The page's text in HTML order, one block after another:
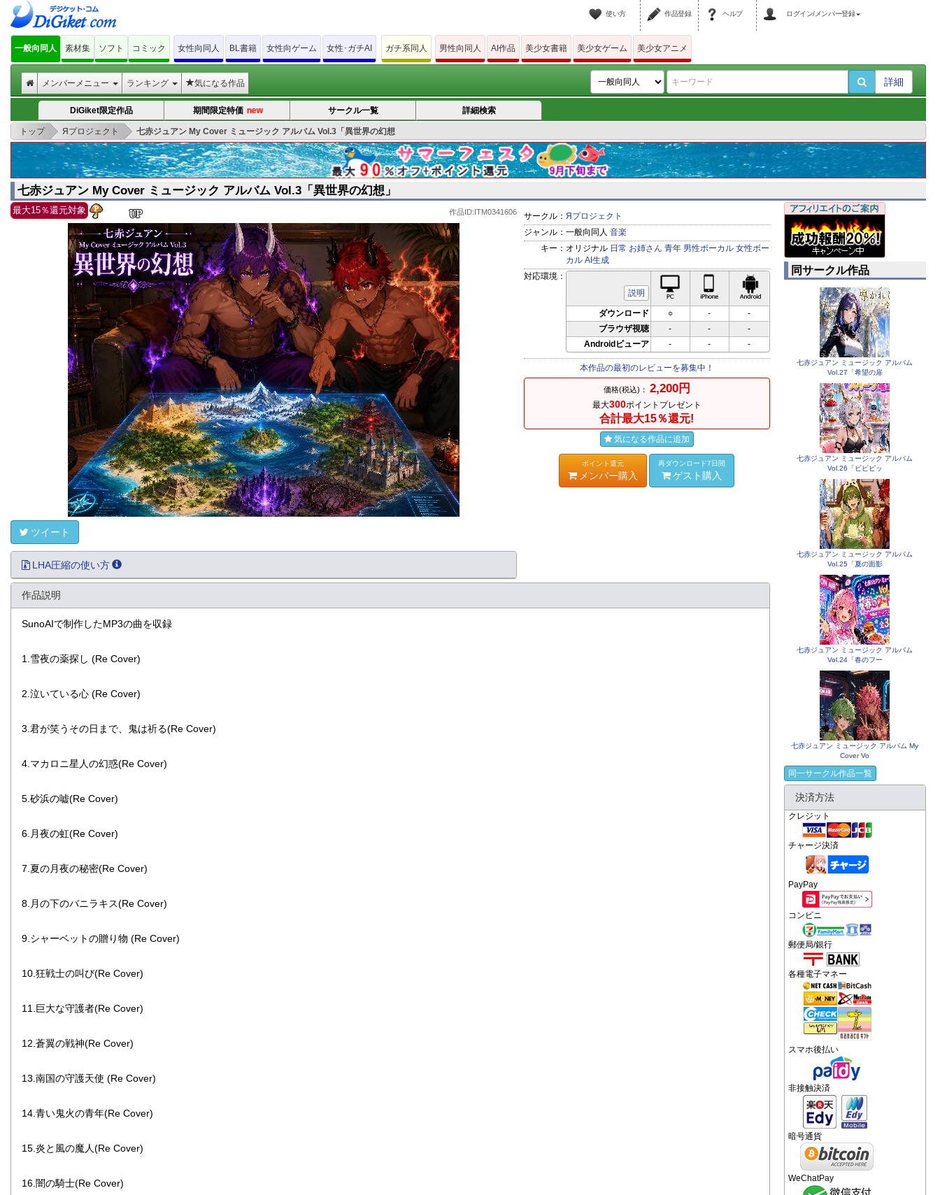
使い方 作品登録 ヘルプ ログイン/メンバー登録
一般向同人 素材集 ソフト コミック 女性向同人 BL書籍 女性向ゲーム 女性･ガチAI ガチ系同人 男性向同人 AI作品 美少女書籍 美少女ゲーム 美少女アニメ
詳細
メンバーメニュー ランキング 気になる作品
DiGiket限定作品 期間限定特価 new サークル一覧 詳細検索
トップ > Яプロジェクト > 七赤ジュアン My Cover ミュージック アルバム Vol.3「異世界の幻想
七赤ジュアン My Cover ミュージック アルバム Vol.3「異世界の幻想」
最大15％還元対象 作品ID:ITM0341606
ツイート
LHA圧縮の使い方
サークル： Яプロジェクト
ジャンル： 一般向同人 音楽
キー： オリジナル 日常 お姉さん 青年 男性ボーカル 女性ボー
カル AI生成
対応環境：
説明
PC対応 iPhone対応 Android対応
ダウンロード ○ -
-
ブラウザ視聴
- -
-
Androidビューア
- - -
本作品の最初のレビューを募集中！
価格(税込)： 2,200円
最大300ポイントプレゼント
合計最大15％還元!
気になる作品に追加
ポイント還元
メンバー購入
再ダウンロード7日間
ゲスト購入
作品説明
SunoAIで制作したMP3の曲を収録
1.雪夜の薬探し (Re Cover)
2.泣いている心 (Re Cover)
3.君が笑うその日まで、鬼は祈る(Re Cover)
4.マカロニ星人の幻惑(Re Cover)
5.砂浜の嘘(Re Cover)
6.月夜の虹(Re Cover)
7.夏の月夜の秘密(Re Cover)
8.月の下のバニラキス(Re Cover)
9.シャーベットの贈り物 (Re Cover)
10.狂戦士の叫び(Re Cover)
11.巨大な守護者(Re Cover)
12.蒼翼の戦神(Re Cover)
13.南国の守護天使 (Re Cover)
14.青い鬼火の青年(Re Cover)
15.炎と風の魔人(Re Cover)
16.闇の騎士(Re Cover)
同サークル作品
七赤ジュアン ミュージック アルバム
Vol.27「希望の扉
七赤ジュアン ミュージック アルバム
Vol.26「ピピピッ
七赤ジュアン ミュージック アルバム
Vol.25「夏の面影
七赤ジュアン ミュージック アルバム
Vol.24「春のフー
七赤ジュアン ミュージック アルバム My
Cover Vo
同一サークル作品一覧
決済方法
クレジット
チャージ決済
PayPay
コンビニ
郵便局/銀行
各種電子マネー
スマホ後払い
非接触決済
暗号通貨
WeChatPay